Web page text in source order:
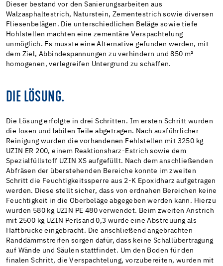
Dieser bestand vor den Sanierungsarbeiten aus
Walzasphaltestrich, Naturstein, Zementestrich sowie diversen
Fliesenbelägen. Die unterschiedlichen Beläge sowie tiefe
Hohlstellen machten eine zementäre Verspachtelung
unmöglich. Es musste eine Alternative gefunden werden, mit
dem Ziel, Abbindespannungen zu verhindern und 850 m²
homogenen, verlegreifen Untergrund zu schaffen.
DIE LÖSUNG.
Die Lösung erfolgte in drei Schritten. Im ersten Schritt wurden
die losen und labilen Teile abgetragen. Nach ausführlicher
Reinigung wurden die vorhandenen Fehlstellen mit 3250 kg
UZIN ER 200, einem Reaktionsharz-Estrich sowie dem
Spezialfüllstoff UZIN XS aufgefüllt. Nach dem anschließenden
Abfräsen der überstehenden Bereiche konnte im zweiten
Schritt die Feuchtigkeitssperre aus 2-K Epoxidharz aufgetragen
werden. Diese stellt sicher, dass von erdnahen Bereichen keine
Feuchtigkeit in die Oberbeläge abgegeben werden kann. Hierzu
wurden 580 kg UZIN PE 480 verwendet. Beim zweiten Anstrich
mit 2500 kg UZIN Perlsand 0,3 wurde eine Abstreuung als
Haftbrücke eingebracht. Die anschließend angebrachten
Randdämmstreifen sorgen dafür, dass keine Schallübertragung
auf Wände und Säulen stattfindet. Um den Boden für den
finalen Schritt, die Verspachtelung, vorzubereiten, wurden mit